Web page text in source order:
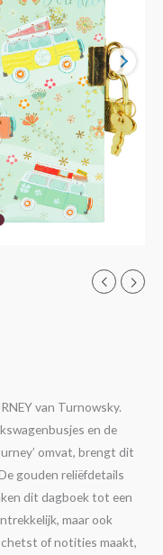
van Turnowsky.
en de
omvat, brengt dit
gouden reliëfdetails
dit dagboek tot een
maar ook
of notities maakt,